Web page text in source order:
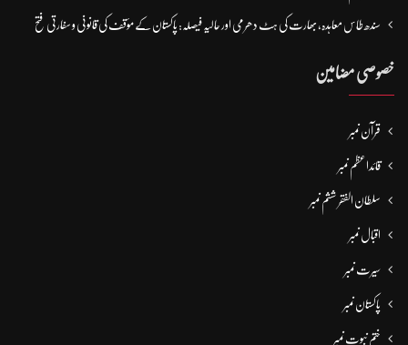
سندھ طاس معاہدہ، بھارت کی ہٹ دھرمی اور حالیہ فیصلہ: پاکستان کے مؤقف کی قانونی و سفارتی فتح
خصوصی مضامین
قرآن نمبر
قائداعظم نمبر
سلطان الفقر ششم نمبر
اقبال نمبر
سیرت نمبر
پاکستان نمبر
ختم نبوت نمبر